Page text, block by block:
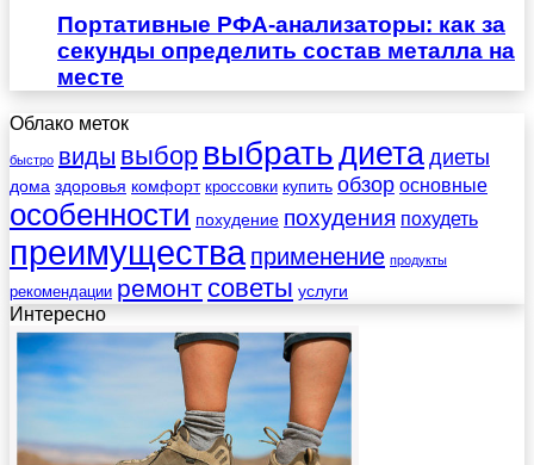
Портативные РФА-анализаторы: как за
секунды определить состав металла на
месте
Облако меток
быстро виды выбор выбратьдиета диеты
дома здоровья комфорт кроссовки купить обзор основные
особенности похудение похудения похудеть
преимущества применение продукты
рекомендации ремонт советы услуги
Интересно